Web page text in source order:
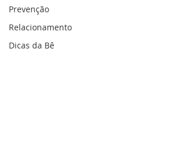
Prevenção
Relacionamento
Dicas da Bê